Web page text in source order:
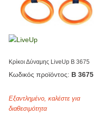
Κρίκοι Δύναμης LiveUp Β 3675
Κωδικός προϊόντος: Β 3675
Εξαντλημένο, καλέστε για
διαθεσιμότητα